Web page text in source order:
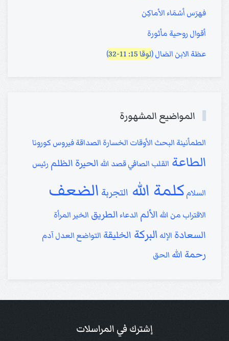
فهرَس أسْمَاء الأماكِن
أقوال روحية مأثورة
عظة الابن الضال (لوقا 15: 11-32 )
المواضيع المشهورة
الطمأنينة البحث الأوقات الخسارة الصداقةفيروس كورونا
الطاعة القلب الصافيقصد الله الحيرة الظلم رئيس
السلام كلمة الله التجربة الضعف
الاقتراب من الله الألم الدعاء الطريق الخير المرأة
السعادة الإله البركة الخليقة التواضع العدلآدم
رحمة الله الحق
إشترك في المراسلات